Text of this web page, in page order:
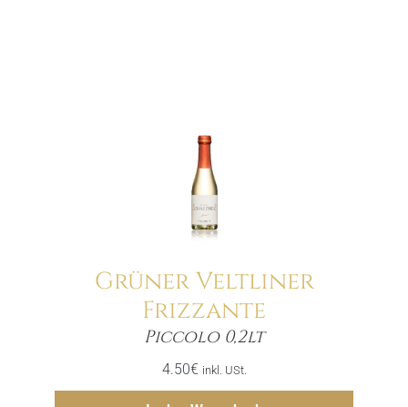
Grüner Veltliner
Frizzante
Piccolo 0,2lt
4.50€ inkl. USt.
Menge
Hinzufügen